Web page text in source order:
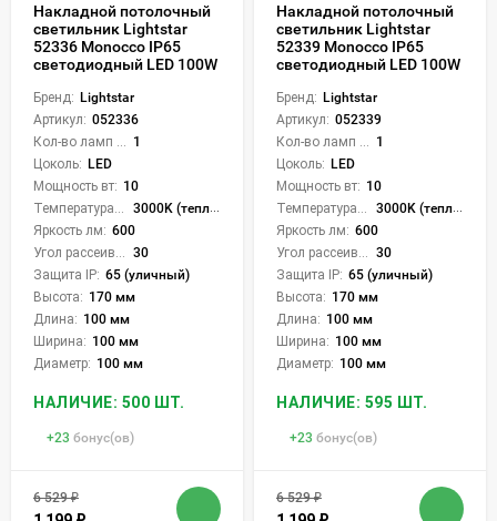
Накладной потолочный
светильник Lightstar
52336 Monocco IP65
светодиодный LED 100W
Бренд: Lightstar
Артикул: 052336
1
Цоколь: LED
Мощность вт: 10
3000K (теплый)
Яркость лм: 600
30
Защита IP: 65 (уличный)
Высота: 170 мм
Длина: 100 мм
Ширина: 100 мм
Диаметр: 100 мм
НАЛИЧИЕ: 500 ШТ.
+23 бонус(ов)
6 529₽
Накладной потолочный
светильник Lightstar
52339 Monocco IP65
светодиодный LED 100W
Бренд: Lightstar
Артикул: 052339
1
Цоколь: LED
Мощность вт: 10
3000K (теплый)
Яркость лм: 600
30
Защита IP: 65 (уличный)
Высота: 170 мм
Длина: 100 мм
Ширина: 100 мм
Диаметр: 100 мм
НАЛИЧИЕ: 595 ШТ.
+23 бонус(ов)
6 529₽